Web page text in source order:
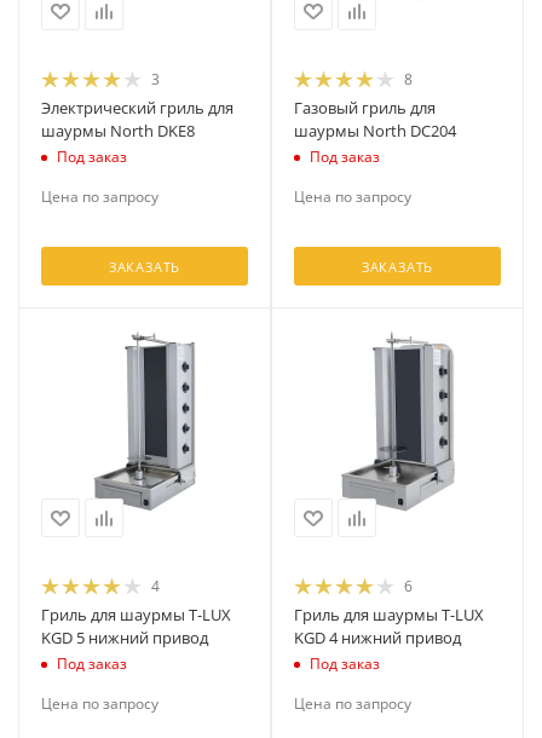
3
Электрический гриль для
шаурмы North DKE8
Под заказ
Цена по запросу
ЗАКАЗАТЬ
8
Газовый гриль для
шаурмы North DC204
Под заказ
Цена по запросу
ЗАКАЗАТЬ
4
Гриль для шаурмы T-LUX
KGD 5 нижний привод
Под заказ
Цена по запросу
6
Гриль для шаурмы T-LUX
KGD 4 нижний привод
Под заказ
Цена по запросу